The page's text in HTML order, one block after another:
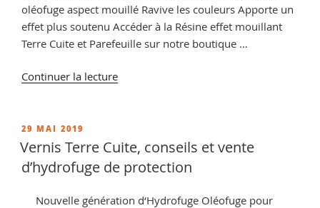
oléofuge aspect mouillé Ravive les couleurs Apporte un
effet plus soutenu Accéder à la Résine effet mouillant
Terre Cuite et Parefeuille sur notre boutique …
Continuer la lecturede
et
Tomette
protection
PUBLIÉ
LE
29 MAI 2019
Vernis Terre Cuite, conseils et vente
d’hydrofuge de protection
Nouvelle génération d‘Hydrofuge Oléofuge pour